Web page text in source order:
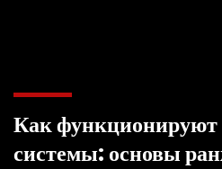
Как
системы: основы